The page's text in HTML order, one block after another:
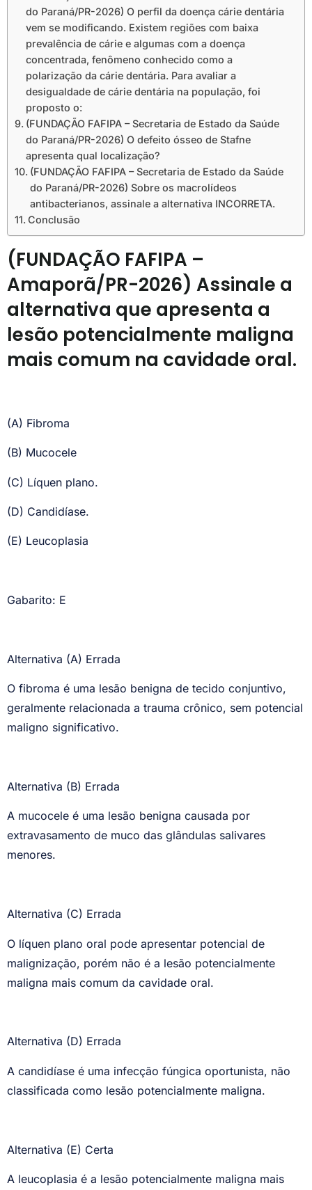
do Paraná/PR-2026) O perfil da doença cárie dentária
vem se modificando. Existem regiões com baixa
prevalência de cárie e algumas com a doença
concentrada, fenômeno conhecido como a
polarização da cárie dentária. Para avaliar a
desigualdade de cárie dentária na população, foi
proposto o:
(FUNDAÇÃO FAFIPA – Secretaria de Estado da Saúde
do Paraná/PR-2026) O defeito ósseo de Stafne
apresenta qual localização?
(FUNDAÇÃO FAFIPA – Secretaria de Estado da Saúde
do Paraná/PR-2026) Sobre os macrolídeos
antibacterianos, assinale a alternativa INCORRETA.
Conclusão
(FUNDAÇÃO FAFIPA –
Amaporã/PR-2026) Assinale a
alternativa que apresenta a
lesão potencialmente maligna
mais comum na cavidade oral.
(A) Fibroma
(B) Mucocele
(C) Líquen plano.
(D) Candidíase.
(E) Leucoplasia
Gabarito: E
Alternativa (A) Errada
O fibroma é uma lesão benigna de tecido conjuntivo,
geralmente relacionada a trauma crônico, sem potencial
maligno significativo.
Alternativa (B) Errada
A mucocele é uma lesão benigna causada por
extravasamento de muco das glândulas salivares
menores.
Alternativa (C) Errada
O líquen plano oral pode apresentar potencial de
malignização, porém não é a lesão potencialmente
maligna mais comum da cavidade oral.
Alternativa (D) Errada
A candidíase é uma infecção fúngica oportunista, não
classificada como lesão potencialmente maligna.
Alternativa (E) Certa
A leucoplasia é a lesão potencialmente maligna mais